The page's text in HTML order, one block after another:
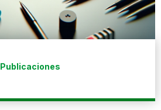
Publicaciones